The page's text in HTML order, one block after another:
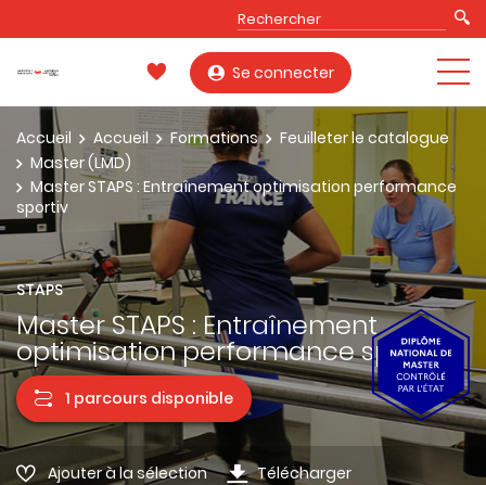
Se connecter
Accueil Accueil Formations
Feuilleter le catalogue
Master (LMD)
Master STAPS : Entraînement optimisation performance
sportiv
STAPS
Master STAPS : Entraînement
optimisation performance sportiv
1 parcours disponible
Ajouter à la sélection Télécharger